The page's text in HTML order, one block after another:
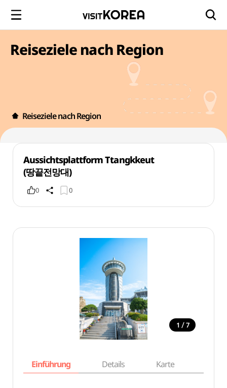
Reiseziele nach Region
Reiseziele nach Region
Aussichtsplattform Ttangkkeut
(땅끝전망대)
0 0
1 / 7
Einführung Details Karte